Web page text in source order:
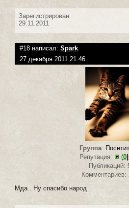
Зарегистрирован:
29.11.2011
#18 написал: Spark
27 декабря 2011 21:46
Группа:
Репутация:
(0|
Публикаций:
Комментариев:
Мда.. Ну спасибо народ